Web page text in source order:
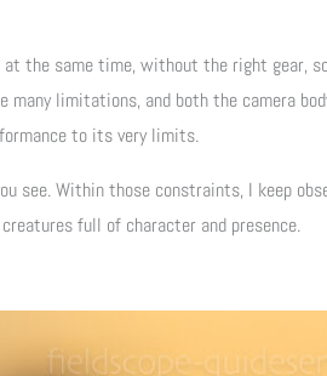
the same time, without the right gear,
many limitations, and both the camera
to its very limits.
see. Within those constraints, I keep
full of character and presence.